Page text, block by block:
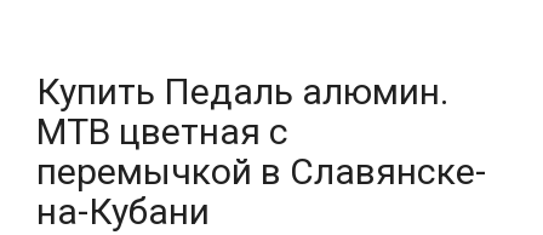
Купить Педаль алюмин.
МТВ цветная с
перемычкой в Славянске-
на-Кубани